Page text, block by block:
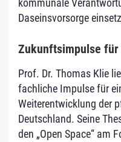
kommunale
Daseinsvorsorge
Zukunftsimpulse
Prof. Dr. Thomas Klie
fachliche Impulse für
Weiterentwicklung der
Deutschland. Seine
den „Open Space“ am